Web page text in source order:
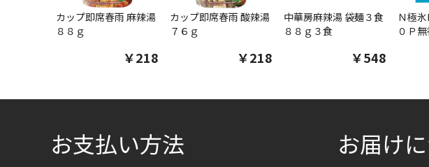
カップ即席春雨 麻辣湯
８８ｇ
￥218
カップ即席春雨 酸辣湯
７６ｇ
￥218
中華房麻辣湯 袋麺３食
８８ｇ３食
￥548
Ｎ極
０Ｐ
お支払い方法 お届け